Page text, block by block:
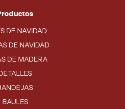
DE NAVIDAD
DE NAVIDAD
DE MADERA
BAULES